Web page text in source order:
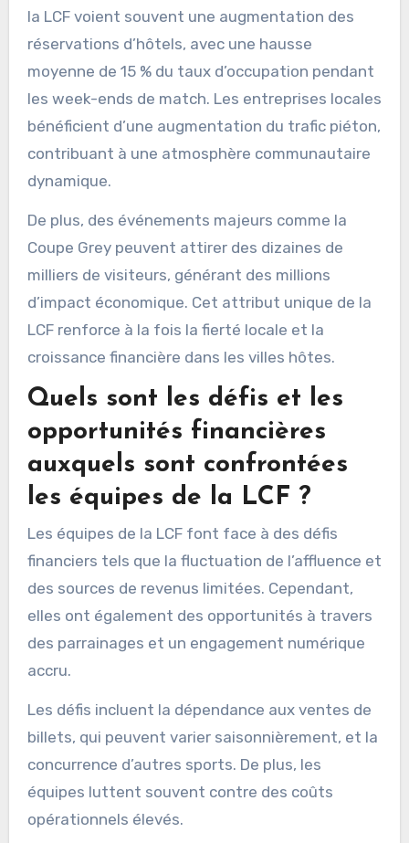
la LCF voient souvent une augmentation des
réservations d’hôtels, avec une hausse
moyenne de 15 % du taux d’occupation pendant
les week-ends de match. Les entreprises locales
bénéficient d’une augmentation du trafic piéton,
contribuant à une atmosphère communautaire
dynamique.
De plus, des événements majeurs comme la
Coupe Grey peuvent attirer des dizaines de
milliers de visiteurs, générant des millions
d’impact économique. Cet attribut unique de la
LCF renforce à la fois la fierté locale et la
croissance financière dans les villes hôtes.
Quels sont les défis et les
opportunités financières
auxquels sont confrontées
les équipes de la LCF ?
Les équipes de la LCF font face à des défis
financiers tels que la fluctuation de l’affluence et
des sources de revenus limitées. Cependant,
elles ont également des opportunités à travers
des parrainages et un engagement numérique
accru.
Les défis incluent la dépendance aux ventes de
billets, qui peuvent varier saisonnièrement, et la
concurrence d’autres sports. De plus, les
équipes luttent souvent contre des coûts
opérationnels élevés.